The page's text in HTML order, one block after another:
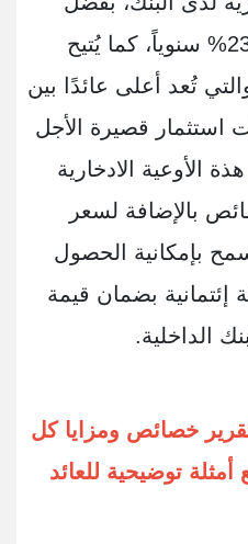
عائدها السنوي الثابت بـ23% سنوياً، كما يُتيح
على عائدًا بين
استثمار قصيرة الأجل
الأوعية الادخارية
بالإضافة لسعر
بإمكانية الحصول
بضمان قيمة
الداخلية.
خصائص ومزايا كل
توضيحية للعائد